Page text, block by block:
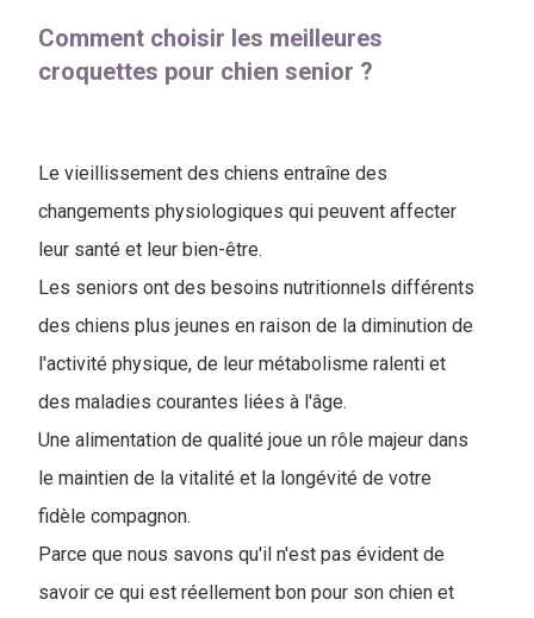
Comment choisir les meilleures
croquettes pour chien senior ?
Le vieillissement des chiens entraîne des
changements physiologiques qui peuvent affecter
leur santé et leur bien-être.
Les seniors ont des besoins nutritionnels différents
des chiens plus jeunes en raison de la diminution de
l'activité physique, de leur métabolisme ralenti et
des maladies courantes liées à l'âge.
Une alimentation de qualité joue un rôle majeur dans
le maintien de la vitalité et la longévité de votre
fidèle compagnon.
Parce que nous savons qu'il n'est pas évident de
savoir ce qui est réellement bon pour son chien et